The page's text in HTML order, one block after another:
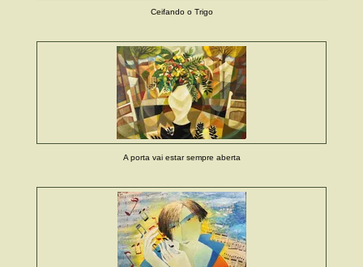
Ceifando o Trigo
A porta vai estar sempre aberta